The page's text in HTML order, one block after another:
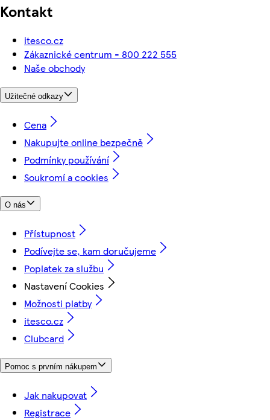
Kontakt
itesco.cz
Zákaznické centrum - 800 222 555
Naše obchody
Užitečné odkazy
Cena
Nakupujte online bezpečně
Podmínky používání
Soukromí a cookies
O nás
Přístupnost
Podívejte se, kam doručujeme
Poplatek za službu
Nastavení Cookies
Možnosti platby
itesco.cz
Clubcard
Pomoc s prvním nákupem
Jak nakupovat
Registrace